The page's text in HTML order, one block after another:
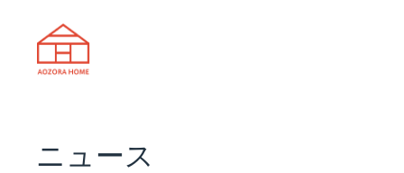
ニュース